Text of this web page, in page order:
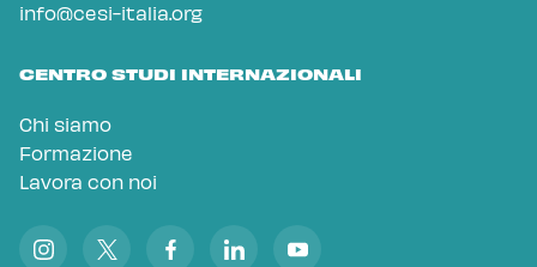
info@cesi-italia.org
CENTRO STUDI INTERNAZIONALI
Chi siamo
Formazione
Lavora con noi